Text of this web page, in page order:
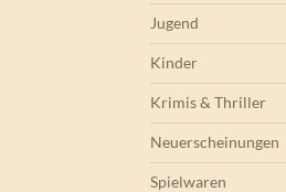
Jugend
Kinder
Krimis & Thriller
Neuerscheinungen
Spielwaren